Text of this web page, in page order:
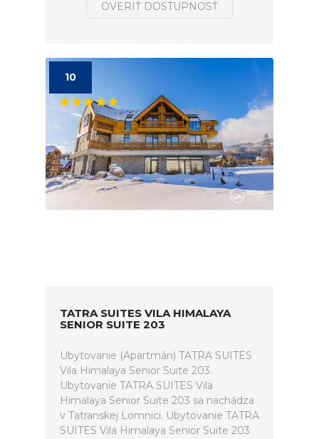
OVERIŤ DOSTUPNOSŤ
10
TATRA SUITES VILA HIMALAYA
SENIOR SUITE 203
Ubytovanie (Apartmán) TATRA SUITES
Vila Himalaya Senior Suite 203.
Ubytovanie TATRA SUITES Vila
Himalaya Senior Suite 203 sa nachádza
v Tatranskej Lomnici. Ubytovanie TATRA
SUITES Vila Himalaya Senior Suite 203